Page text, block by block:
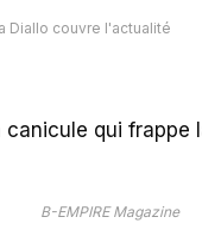
Diallo couvre l'actualité
B-EMPIRE Magazine